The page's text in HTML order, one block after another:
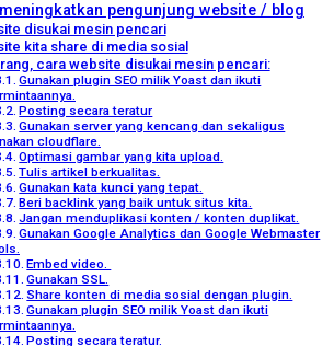
pengunjung website / blog
disukai mesin pencari
kita share di media sosial
cara website disukai mesin pencari:
Gunakan plugin SEO milik Yoast dan ikuti
Posting secara teratur
Gunakan server yang kencang dan sekaligus
cloudflare.
Optimasi gambar yang kita upload.
Tulis artikel berkualitas.
Gunakan kata kunci yang tepat.
Beri backlink yang baik untuk situs kita.
Jangan menduplikasi konten / konten duplikat.
Gunakan Google Analytics dan Google Webmaster
Embed video.
Gunakan SSL.
Share konten di media sosial dengan plugin.
Gunakan plugin SEO milik Yoast dan ikuti
Posting secara teratur.